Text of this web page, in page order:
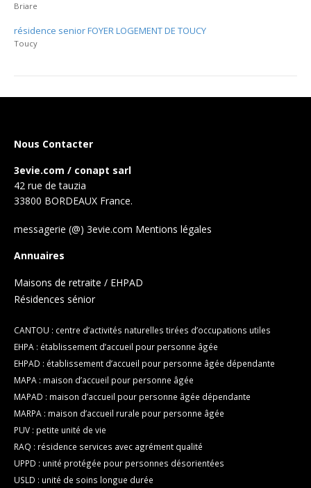
Briare
résidence senior FOYER LOGEMENT DE TOUCY
Toucy
Nous Contacter
3evie.com / conapt sarl
42 rue de tauzia
33800 BORDEAUX France.
messagerie (@) 3evie.com Mentions légales
Annuaires
Maisons de retraite / EHPAD
Résidences sénior
CANTOU : centre d’activités naturelles tirées d’occupations utiles
EHPA : établissement d’accueil pour personne âgée
EHPAD : établissement d’accueil pour personne âgée dépendante
MAPA : maison d’accueil pour personne âgée
MAPAD : maison d’accueil pour personne âgée dépendante
MARPA : maison d’accueil rurale pour personne âgée
PUV : petite unité de vie
RAQ : résidence services avec agrément qualité
UPPD : unité protégée pour personnes désorientées
USLD : unité de soins longue durée